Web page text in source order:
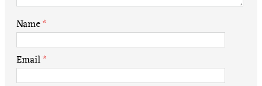
Name*
Email*